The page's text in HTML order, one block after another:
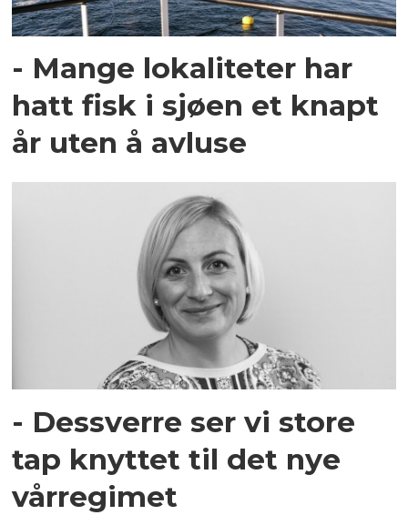
- Mange lokaliteter har
hatt fisk i sjøen et knapt
år uten å avluse
- Dessverre ser vi store
tap knyttet til det nye
vårregimet